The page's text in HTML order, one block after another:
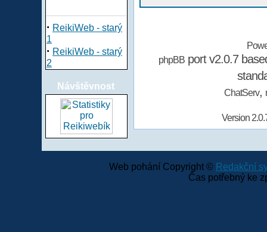
· ReikiWeb - starý
1
· ReikiWeb - starý
2
Návštěvnost
phpBBport v2.0.7
ChatServ,
Version
Web pohání Copyright © Redakční
Čas potřebný ke